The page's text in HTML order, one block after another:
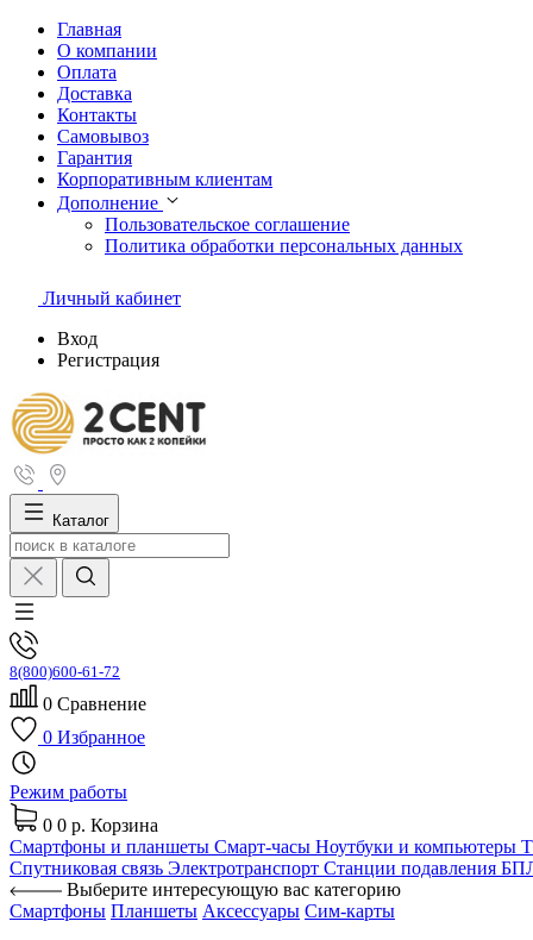
Главная
О компании
Оплата
Доставка
Контакты
Самовывоз
Гарантия
Корпоративным клиентам
Дополнение
Пользовательское соглашение
Политика обработки персональных данных
Личный кабинет
Вход
Регистрация
Каталог
8(800)600-61-72
0 Сравнение
0 Избранное
Режим работы
0 0 р. Корзина
Смартфоны и планшеты Смарт-часы Ноутбуки и компьютеры
Спутниковая связь Электротранспорт Станции подавления
Выберите интересующую вас категорию
Смартфоны Планшеты Аксессуары Сим-карты